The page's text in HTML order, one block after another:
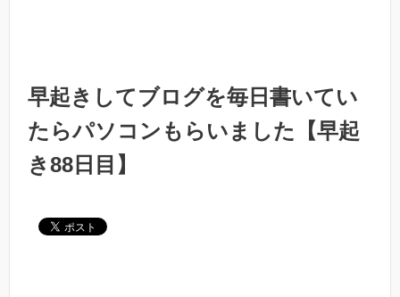
早起きしてブログを毎日書いてい
たらパソコンもらいました【早起
き88日目】